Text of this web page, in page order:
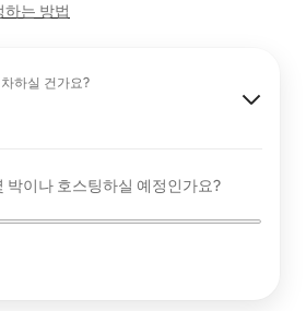
는 방법
하실 건가요?
박이나 호스팅하실 예정인가요?